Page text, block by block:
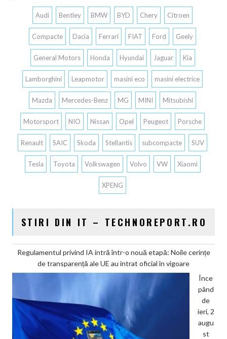
Audi Bentley BMW BYD Chery Citroen
Compacte Dacia Ferrari FIAT Ford Geely
General Motors Honda Hyundai Jaguar Kia
Lamborghini Leapmotor masini eco masini electrice
Mazda Mercedes-Benz MG MINI Mitsubishi
Motorsport NIO Nissan Opel Peugeot Porsche
Renault SAIC Skoda Stellantis subcompacte SUV
Tesla Toyota Volkswagen Volvo VW Xiaomi
XPENG
STIRI DIN IT – TECHNOREPORT.RO
Regulamentul privind IA intră într-o nouă etapă: Noile cerințe
de transparență ale UE au intrat oficial în vigoare
Înce
pând
de
ieri, 2
augu
st